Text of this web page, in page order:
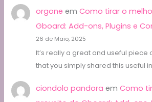
orgone em Como tirar o
Gboard: Add-ons, Plugins e
26 de Maio, 2025
It’s really a great and useful piece
that you simply shared this useful
ciondolo pandora em Como